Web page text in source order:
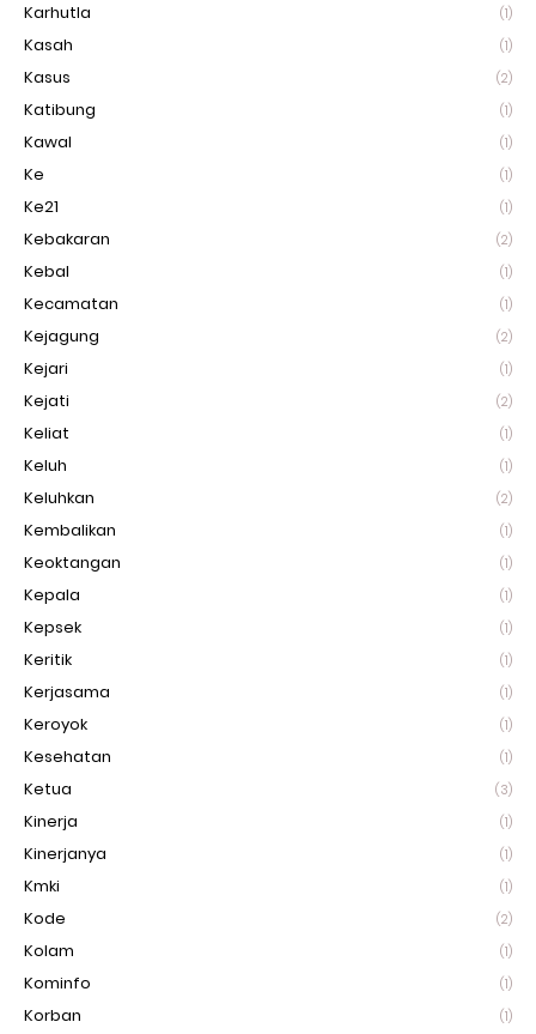
Karhutla (1)
Kasah (1)
Kasus (2)
Katibung (1)
Kawal (1)
Ke (1)
Ke21 (1)
Kebakaran (2)
Kebal (1)
Kecamatan (1)
Kejagung (2)
Kejari (1)
Kejati (2)
Keliat (1)
Keluh (1)
Keluhkan (2)
Kembalikan (1)
Keoktangan (1)
Kepala (1)
Kepsek (1)
Keritik (1)
Kerjasama (1)
Keroyok (1)
Kesehatan (1)
Ketua (3)
Kinerja (1)
Kinerjanya (1)
Kmki (1)
Kode (2)
Kolam (1)
Kominfo (1)
Korban (1)